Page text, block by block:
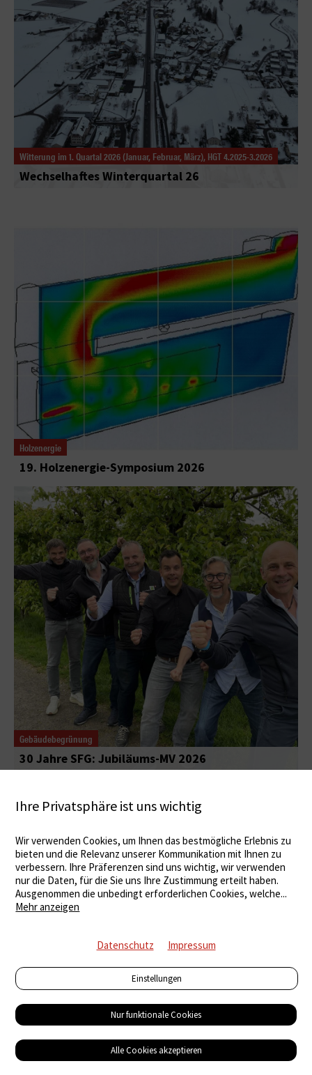
Witterung im 1. Quartal 2026 (Januar, Februar, März), HGT 4.2025-3.2026
Wechselhaftes Winterquartal 26
Holzenergie
19. Holzenergie-Symposium 2026
Gebäudebegrünung
30 Jahre SFG: Jubiläums-MV 2026
Gebäudebegrünung: SFG-Jubiläumstagung am 29. Oktober 2026 in Thun
Die blau-grüne Stadt der Zukunft
Ihre Privatsphäre ist uns wichtig
Wir verwenden Cookies, um Ihnen das bestmögliche Erlebnis zu
bieten und die Relevanz unserer Kommunikation mit Ihnen zu
verbessern. Ihre Präferenzen sind uns wichtig, wir verwenden
nur die Daten, für die Sie uns Ihre Zustimmung erteilt haben.
Ausgenommen die unbedingt erforderlichen Cookies, welche...
Mehr anzeigen
Datenschutz Impressum
Einstellungen
Nur funktionale Cookies
Alle Cookies akzeptieren